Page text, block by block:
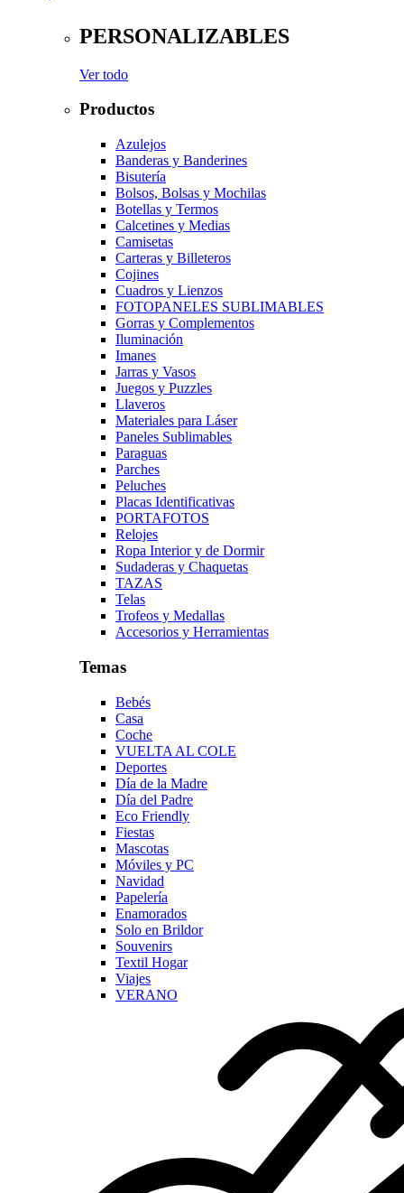
PERSONALIZABLES
Ver todo
Productos
Azulejos
Banderas y Banderines
Bisutería
Bolsos, Bolsas y Mochilas
Botellas y Termos
Calcetines y Medias
Camisetas
Carteras y Billeteros
Cojines
Cuadros y Lienzos
FOTOPANELES SUBLIMABLES
Gorras y Complementos
Iluminación
Imanes
Jarras y Vasos
Juegos y Puzzles
Llaveros
Materiales para Láser
Paneles Sublimables
Paraguas
Parches
Peluches
Placas Identificativas
PORTAFOTOS
Relojes
Ropa Interior y de Dormir
Sudaderas y Chaquetas
TAZAS
Telas
Trofeos y Medallas
Accesorios y Herramientas
Temas
Bebés
Casa
Coche
VUELTA AL COLE
Deportes
Día de la Madre
Día del Padre
Eco Friendly
Fiestas
Mascotas
Móviles y PC
Navidad
Papelería
Enamorados
Solo en Brildor
Souvenirs
Textil Hogar
Viajes
VERANO